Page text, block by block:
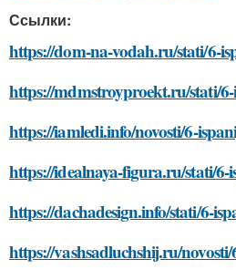
Ссылки:
https://dom-na-vodah.ru/stati/6-
https://mdmstroyproekt.ru/stati/
https://iamledi.info/novosti/6-
https://idealnaya-figura.ru/stati/6-
https://dachadesign.info/stati/6-
https://vashsadluchshij.ru/